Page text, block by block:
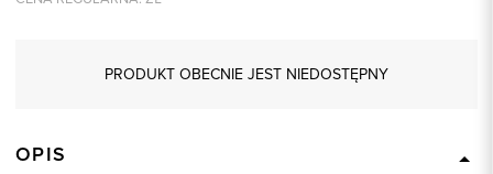
PRODUKT OBECNIE JEST NIEDOSTĘPNY
OPIS